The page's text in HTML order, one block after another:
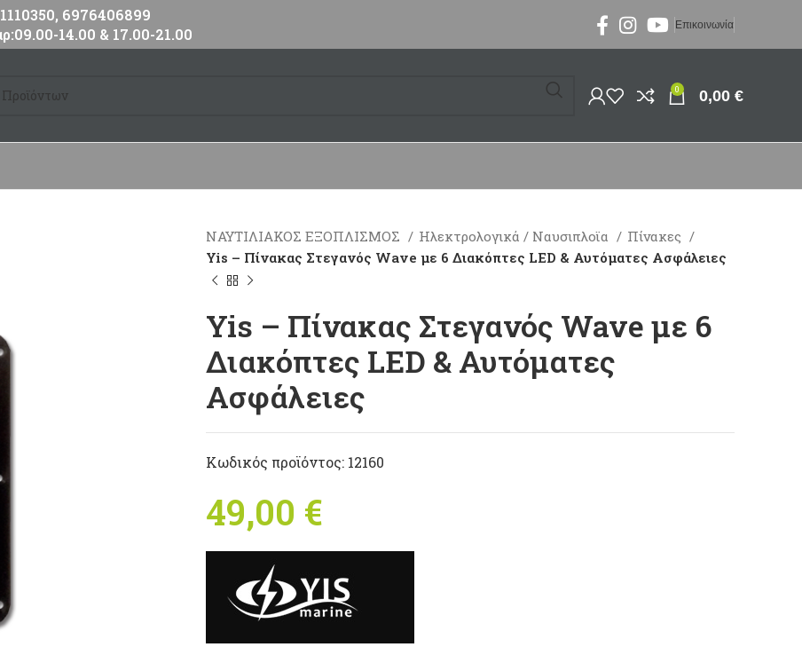
6976406899
14.00 & 17.00-21.00
Επικοινωνία
0 0,00 €
ΝΑΥΤΙΛΙΑΚΟΣ ΕΞΟΠΛΙΣΜΟΣ Ηλεκτρολογικά / Ναυσιπλοϊα
Πίνακες
Yis – Πίνακας Στεγανός Wave με 6 Διακόπτες LED & Αυτόματες Ασφάλειες
Yis – Πίνακας Στεγανός Wave με 6
Διακόπτες LED & Αυτόματες
Ασφάλειες
Κωδικός προϊόντος: 12160
49,00 €